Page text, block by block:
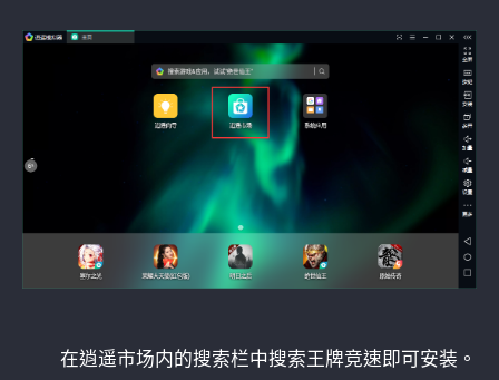
在逍遥市场内的搜索栏中搜索王牌竞速即可安装。